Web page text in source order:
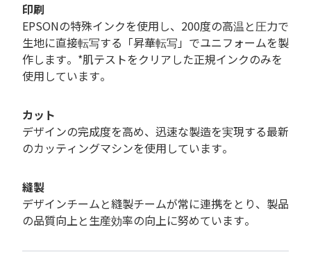
印刷
EPSONの特殊インクを使用し、200度の高温と圧力で
生地に直接転写する「昇華転写」でユニフォームを製
作します。*肌テストをクリアした正規インクのみを
使用しています。
カット
デザインの完成度を高め、迅速な製造を実現する最新
のカッティングマシンを使用しています。
縫製
デザインチームと縫製チームが常に連携をとり、製品
の品質向上と生産効率の向上に努めています。